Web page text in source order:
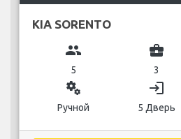
KIA SORENTO
group
5
business_center
3
miscellaneous_services
Ручной
login
5 Дверь